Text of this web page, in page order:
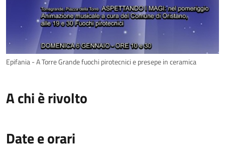
Epifania - A Torre Grande fuochi pirotecnici e presepe in ceramica
A chi è rivolto
Date e orari